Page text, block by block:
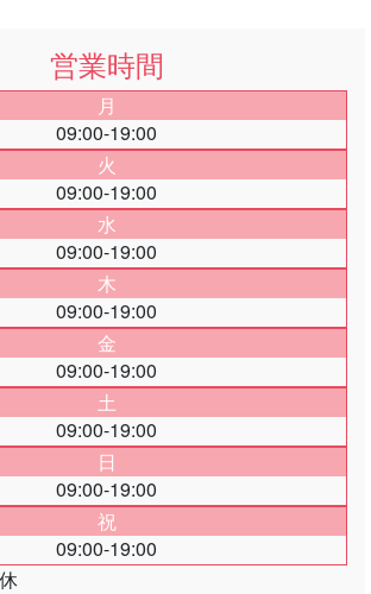
営業時間
月
09:00-19:00
火
09:00-19:00
水
09:00-19:00
木
09:00-19:00
金
09:00-19:00
土
09:00-19:00
日
09:00-19:00
祝
09:00-19:00